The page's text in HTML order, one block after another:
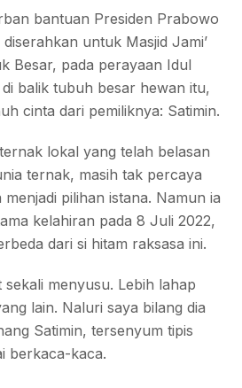
bantuan Presiden Prabowo
untuk Masjid Jami’
Besar, pada perayaan Idul
balik tubuh besar hewan itu,
cinta dari pemiliknya: Satimin.
lokal yang telah belasan
ternak, masih tak percaya
pilihan istana. Namun ia
kelahiran pada 8 Juli 2022,
dari si hitam raksasa ini.
menyusu. Lebih lahap
lain. Naluri saya bilang dia
Satimin, tersenyum tipis
berkaca-kaca.